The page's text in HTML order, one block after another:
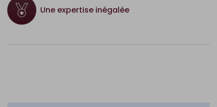
Une expertise inégalée